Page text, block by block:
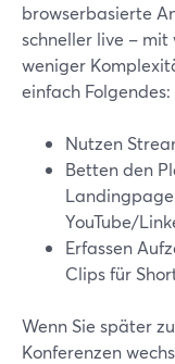
browserbasierte
schneller live –
weniger
einfach Folgendes:
Nutzen
Betten den
YouTube/
Erfassen
Clips für
Wenn Sie später
Konferenzen